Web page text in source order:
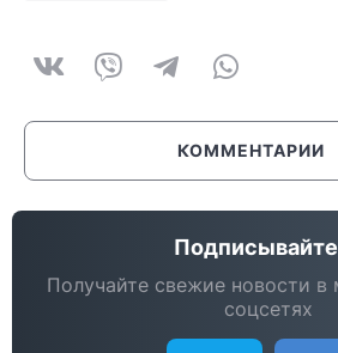
КОММЕНТАРИИ
Получайте свежие новости в
соцсетях